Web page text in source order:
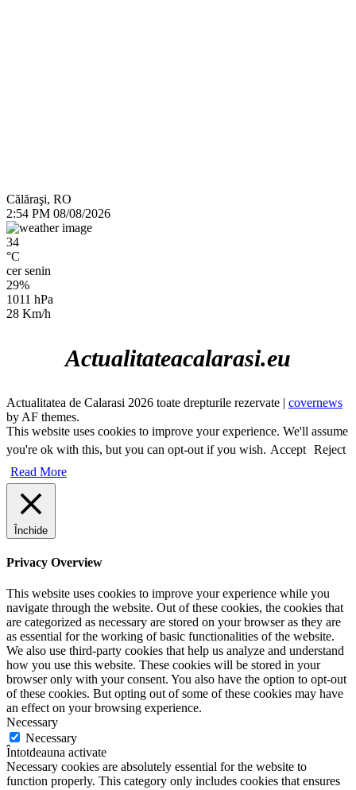
Călăraşi, RO
2:54 PM 08/08/2026
34
°C
cer senin
29%
1011 hPa
28 Km/h
Actualitateacalarasi.eu
Actualitatea de Calarasi 2026 toate drepturile rezervate | covernews
by AF themes.
This website uses cookies to improve your experience. We'll assume
you're ok with this, but you can opt-out if you wish. Accept Reject
Read More
Închide
Privacy Overview
This website uses cookies to improve your experience while you
navigate through the website. Out of these cookies, the cookies that
are categorized as necessary are stored on your browser as they are
as essential for the working of basic functionalities of the website.
We also use third-party cookies that help us analyze and understand
how you use this website. These cookies will be stored in your
browser only with your consent. You also have the option to opt-out
of these cookies. But opting out of some of these cookies may have
an effect on your browsing experience.
Necessary
Necessary
Întotdeauna activate
Necessary cookies are absolutely essential for the website to
function properly. This category only includes cookies that ensures